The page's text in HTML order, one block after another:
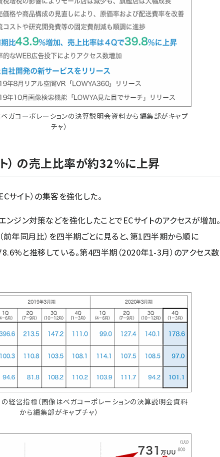
ベガコーポレーションの決算説明会資料から編集部がキャプ
チャ）
） の売上比率が約32%に上昇
イト）の集客を強化した。
ジン対策などを強化したことでECサイトのアクセスが増加。
年同月比）を四半期ごとに見ると、第1四半期から順に
と推移している。第4四半期（2020年1-3月）のアクセス数
の経営指標（画像はベガコーポレーションの決算説明会資料
から編集部がキャプチャ）